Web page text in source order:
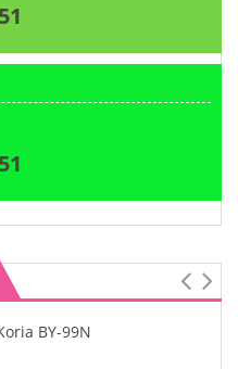
BY-99N